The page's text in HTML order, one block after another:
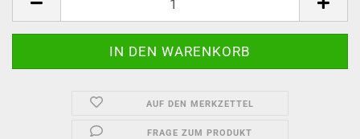
AUF DEN MERKZETTEL
FRAGE ZUM PRODUKT